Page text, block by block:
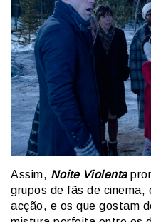
Assim, Noite Violenta
grupos de fãs de cinema,
acção, e os que gostam